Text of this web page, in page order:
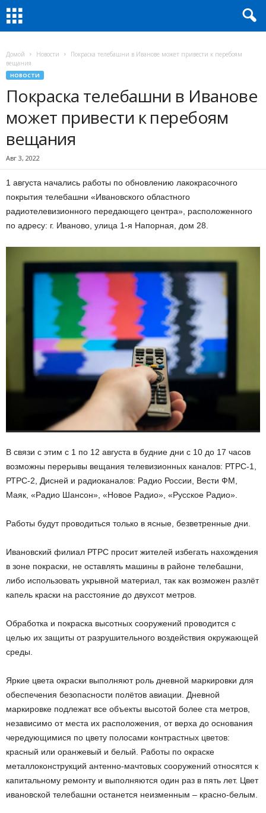
Домой Новости
Покраска телебашни в Иванове может привести к перебоям
вещания
НОВОСТИ
Покраска телебашни в Иванове
может привести к перебоям
вещания
Авг 3, 2022
1 августа начались работы по обновлению лакокрасочного
покрытия телебашни «Ивановского областного
радиотелевизионного передающего центра», расположенного
по адресу: г. Иваново, улица 1-я Напорная, дом 28.
В связи с этим с 1 по 12 августа в будние дни с 10 до 17 часов
возможны перерывы вещания телевизионных каналов: РТРС-1,
РТРС-2, Дисней и радиоканалов: Радио России, Вести ФМ,
Маяк, «Радио Шансон», «Новое Радио», «Русское Радио».
Работы будут проводиться только в ясные, безветренные дни.
Ивановский филиал РТРС просит жителей избегать нахождения
в зоне покраски, не оставлять машины в районе телебашни,
либо использовать укрывной материал, так как возможен разлёт
капель краски на расстояние до двухсот метров.
Обработка и покраска высотных сооружений проводится с
целью их защиты от разрушительного воздействия окружающей
среды.
Яркие цвета окраски выполняют роль дневной маркировки для
обеспечения безопасности полётов авиации. Дневной
маркировке подлежат все объекты высотой более ста метров,
независимо от места их расположения, от верха до основания
чередующимися по цвету полосами контрастных цветов:
красный или оранжевый и белый. Работы по окраске
металлоконструкций антенно-мачтовых сооружений относятся к
капитальному ремонту и выполняются один раз в пять лет. Цвет
ивановской телебашни останется неизменным – красно-белым.